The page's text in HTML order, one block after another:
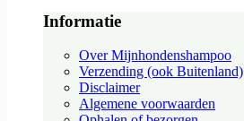
Informatie
Over Mijnhondenshampoo
Verzending (ook Buitenland)
Disclaimer
Algemene voorwaarden